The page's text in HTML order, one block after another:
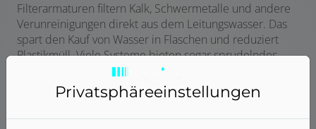
Filterarmaturen filtern Kalk, Schwermetalle und andere
Verunreinigungen direkt aus dem Leitungswasser. Das
spart den Kauf von Wasser in Flaschen und reduziert
Plastikmüll. Viele Systeme bieten sogar sprudelndes
oder gekühltes Wasser auf Knopfdruck. Wer Wert auf
gutes Trinkwasser legt oder in Regionen mit hoher
Wasserhärte wohnt, profitiert besonders.
Privatsphäre­einstellungen